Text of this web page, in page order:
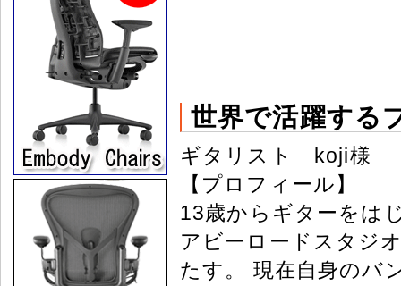
世界で活躍する
ギタリスト koji様
【プロフィール】
13歳からギターをは
アビーロードスタジ
たす。 現在自身のバ